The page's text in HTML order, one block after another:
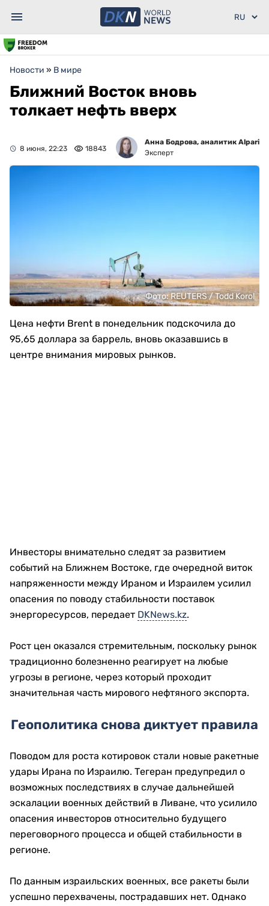
Новости » В мире
Ближний Восток вновь
толкает нефть вверх
8 июня, 22:23 18843
Анна Бодрова, аналитик Alpari
Эксперт
Фото: REUTERS / Todd Korol
Цена нефти Brent в понедельник подскочила до
95,65 доллара за баррель, вновь оказавшись в
центре внимания мировых рынков.
Инвесторы внимательно следят за развитием
событий на Ближнем Востоке, где очередной виток
напряженности между Ираном и Израилем усилил
опасения по поводу стабильности поставок
энергоресурсов, передает DKNews.kz.
Рост цен оказался стремительным, поскольку рынок
традиционно болезненно реагирует на любые
угрозы в регионе, через который проходит
значительная часть мирового нефтяного экспорта.
Геополитика снова диктует правила
Поводом для роста котировок стали новые ракетные
удары Ирана по Израилю. Тегеран предупредил о
возможных последствиях в случае дальнейшей
эскалации военных действий в Ливане, что усилило
опасения инвесторов относительно будущего
переговорного процесса и общей стабильности в
регионе.
По данным израильских военных, все ракеты были
успешно перехвачены, пострадавших нет. Однако